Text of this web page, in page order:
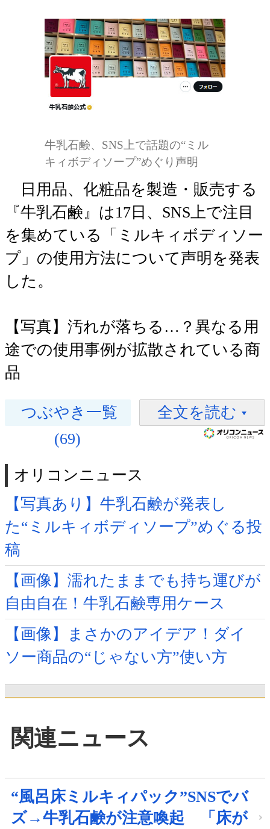
牛乳石鹸、SNS上で話題の“ミル
キィボディソープ”めぐり声明
日用品、化粧品を製造・販売する
『牛乳石鹸』は17日、SNS上で注目
を集めている「ミルキィボディソー
プ」の使用方法について声明を発表
した。
【写真】汚れが落ちる…？異なる用
途での使用事例が拡散されている商
品
つぶやき一覧
(69)
全文を読む
オリコンニュース
【写真あり】牛乳石鹸が発表し
た“ミルキィボディソープ”めぐる投
稿
【画像】濡れたままでも持ち運びが
自由自在！牛乳石鹸専用ケース
【画像】まさかのアイデア！ダイ
ソー商品の“じゃない方”使い方
関連ニュース
“風呂床ミルキィパック”SNSでバ
ズ→牛乳石鹸が注意喚起 「床が